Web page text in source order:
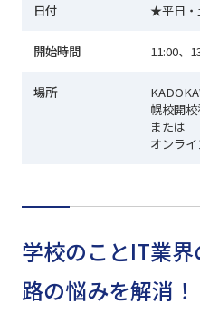
日付 ★平日・
開始時間 11:00、
場所
幌校開
または
オンラ
学校のことIT業
路の悩みを解消！